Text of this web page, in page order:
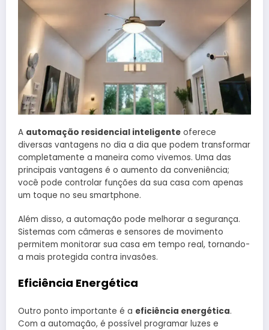
A automação residencial inteligente oferece
diversas vantagens no dia a dia que podem transformar
completamente a maneira como vivemos. Uma das
principais vantagens é o aumento da conveniência;
você pode controlar funções da sua casa com apenas
um toque no seu smartphone.
Além disso, a automação pode melhorar a segurança.
Sistemas com câmeras e sensores de movimento
permitem monitorar sua casa em tempo real, tornando-
a mais protegida contra invasões.
Eficiência Energética
Outro ponto importante é a eficiência energética.
Com a automação, é possível programar luzes e